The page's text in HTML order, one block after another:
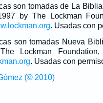
son tomadas de La
by The Lockman
. Usadas con
son tomadas Nueva
Lockman
. Usadas con
(© 2010)